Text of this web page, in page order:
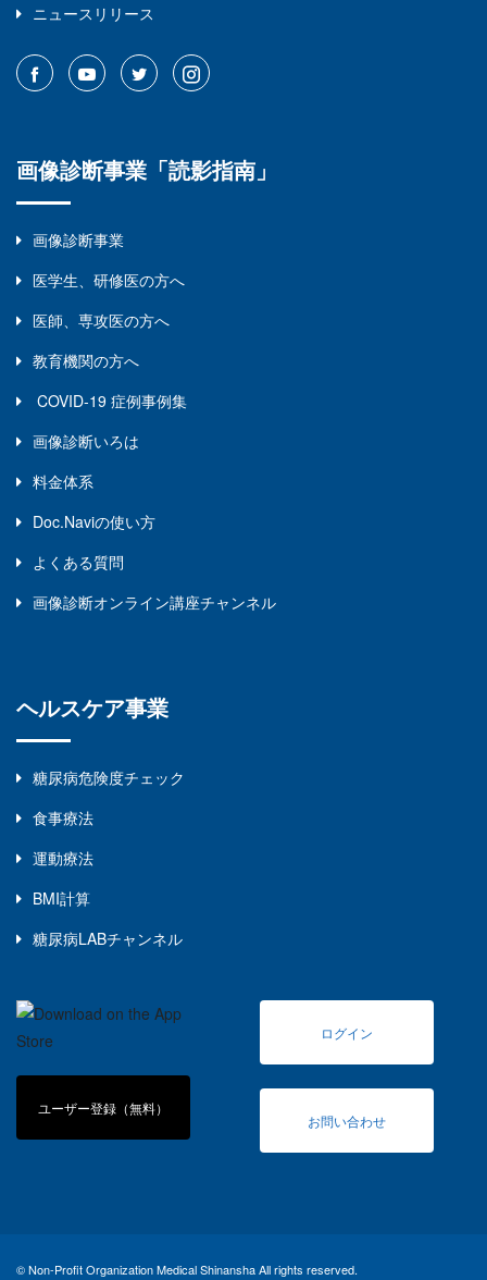
ニュースリリース
画像診断事業「読影指南」
画像診断事業
医学生、研修医の方へ
医師、専攻医の方へ
教育機関の方へ
COVID-19 症例事例集
画像診断いろは
料金体系
Doc.naviの使い方
よくある質問
画像診断オンライン講座チャンネル
ヘルスケア事業
糖尿病危険度チェック
食事療法
運動療法
BMI計算
糖尿病LABチャンネル
ユーザー登録（無料）
ログイン
お問い合わせ
© Non-Profit Organization Medical Shinansha All rights reserved.